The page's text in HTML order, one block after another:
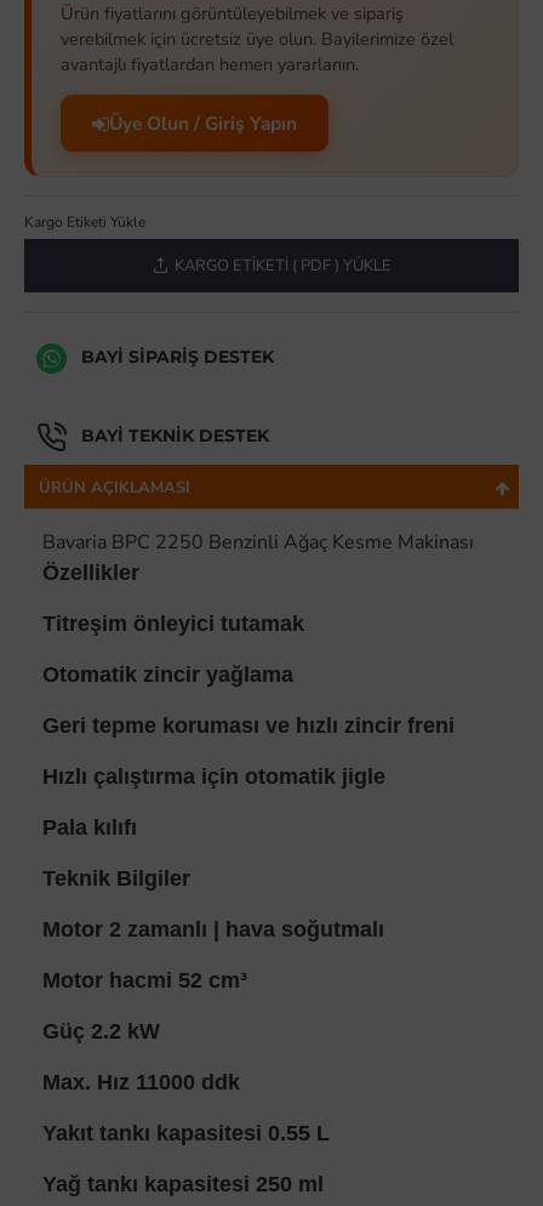
Ürün fiyatlarını görüntüleyebilmek ve sipariş
verebilmek için ücretsiz üye olun. Bayilerimize özel
avantajlı fiyatlardan hemen yararlanın.
Üye Olun / Giriş Yapın
Kargo Etiketi Yükle
KARGO ETIKETI ( PDF ) YÜKLE
BAYI SIPARIŞ DESTEK
BAYI TEKNIK DESTEK
ÜRÜN AÇIKLAMASI
Bavaria BPC 2250 Benzinli Ağaç Kesme Makinası
Özellikler
Titreşim önleyici tutamak
Otomatik zincir yağlama
Geri tepme koruması ve hızlı zincir freni
Hızlı çalıştırma için otomatik jigle
Pala kılıfı
Teknik Bilgiler
Motor 2 zamanlı | hava soğutmalı
Motor hacmi 52 cm³
Güç 2.2 kW
Max. Hız 11000 ddk
Yakıt tankı kapasitesi 0.55 L
Yağ tankı kapasitesi 250 ml